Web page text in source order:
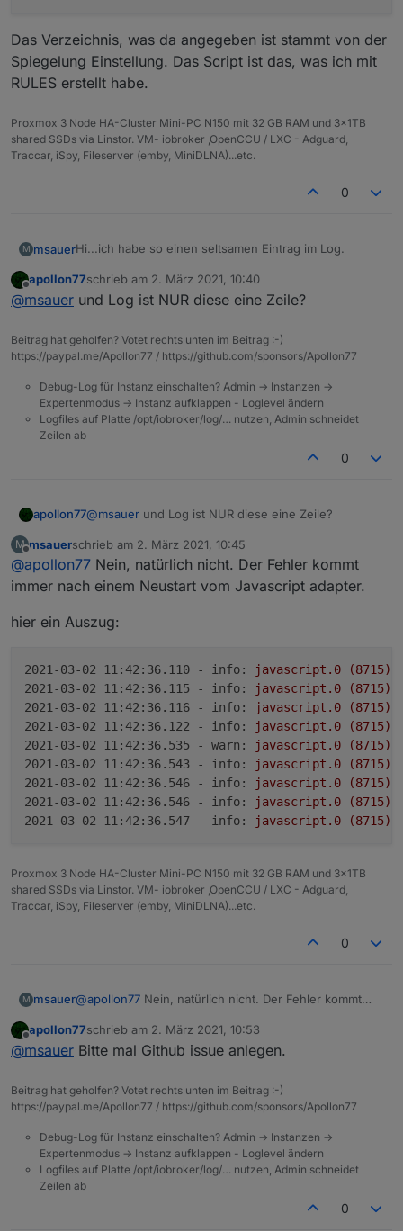
Das Verzeichnis, was da angegeben ist stammt von der
Spiegelung Einstellung. Das Script ist das, was ich mit
RULES erstellt habe.
Proxmox 3 Node HA-Cluster Mini-PC N150 mit 32 GB RAM und 3x1TB
shared SSDs via Linstor. VM- iobroker ,OpenCCU / LXC - Adguard,
Traccar, iSpy, Fileserver (emby, MiniDLNA)...etc.
0
M msauerHi...ich habe so einen seltsamen Eintrag im Log.
der Spiegelung Einstellung. Das Script ist das, was ich
mit RULES erstellt habe.
apollon77schrieb am 2. März 2021, 10:40
zuletzt editiert von
@msauer und Log ist NUR diese eine Zeile?
Beitrag hat geholfen? Votet rechts unten im Beitrag :-)
https://paypal.me/Apollon77 / https://github.com/sponsors/Apollon77
Debug-Log für Instanz einschalten? Admin -> Instanzen ->
Expertenmodus -> Instanz aufklappen - Loglevel ändern
Logfiles auf Platte /opt/iobroker/log/… nutzen, Admin schneidet
Zeilen ab
0
apollon77@msauer und Log ist NUR diese eine Zeile?
M
Offline
msauerschrieb am 2. März 2021, 10:45
zuletzt editiert von
@apollon77 Nein, natürlich nicht. Der Fehler kommt
immer nach einem Neustart vom Javascript adapter.
hier ein Auszug:
2021-03-02 11:42:36.110 - info: javascript.0 (8715)
2021-03-02 11:42:36.115 - info:
javascript.0 (8715)
2021-03-02 11:42:36.116 - info:
javascript.0 (8715)
2021-03-02 11:42:36.122 - info:
javascript.0 (8715)
2021-03-02 11:42:36.535 - warn:
javascript.0 (8715)
2021-03-02 11:42:36.543 - info:
javascript.0 (8715)
2021-03-02 11:42:36.546 - info:
javascript.0 (8715)
2021-03-02 11:42:36.546 - info:
javascript.0 (8715)
2021-03-02 11:42:36.547 - info:
javascript.0 (8715)
Proxmox 3 Node HA-Cluster Mini-PC N150 mit 32 GB RAM und 3x1TB
shared SSDs via Linstor. VM- iobroker ,OpenCCU / LXC - Adguard,
Traccar, iSpy, Fileserver (emby, MiniDLNA)...etc.
0
M msauer@apollon77 Nein, natürlich nicht. Der Fehler kommt
hier ein Auszug:
2021-03-02 11:42:36.115 - info: javascript.0
2021-03-02 11:42:36.116 - info: javascript.0
2021-03-02 11:42:36.535 - warn: javascript.0
2021-03-02 11:42:36.543 - info: javascript.0
2021-03-02 11:42:36.546 - info: javascript.0
2021-03-02 11:42:36.546 - info: javascript.0
apollon77schrieb am 2. März 2021, 10:53
zuletzt editiert von
@msauer Bitte mal Github issue anlegen.
Beitrag hat geholfen? Votet rechts unten im Beitrag :-)
https://paypal.me/Apollon77 / https://github.com/sponsors/Apollon77
Debug-Log für Instanz einschalten? Admin -> Instanzen ->
Expertenmodus -> Instanz aufklappen - Loglevel ändern
Logfiles auf Platte /opt/iobroker/log/… nutzen, Admin schneidet
Zeilen ab
0